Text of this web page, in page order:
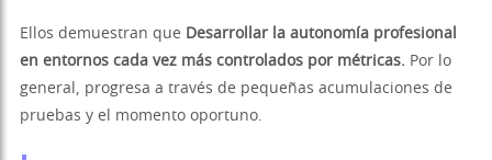
Ellos demuestran que Desarrollar la autonomía profesional
en entornos cada vez más controlados por métricas. Por lo
general, progresa a través de pequeñas acumulaciones de
pruebas y el momento oportuno.